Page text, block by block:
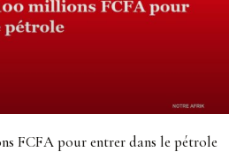
FCFA pour entrer dans le pétrole